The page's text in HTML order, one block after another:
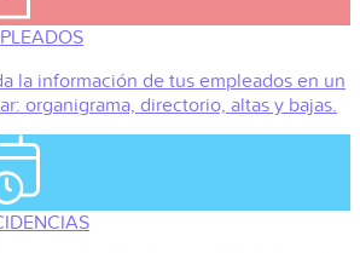
la información de tus empleados en un
organigrama, directorio, altas y bajas.